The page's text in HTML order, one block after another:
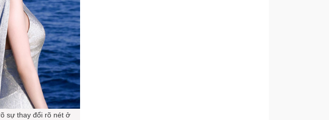
sự thay đổi rõ nét ở